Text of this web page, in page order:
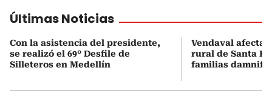
Últimas Noticias
Con la asistencia del presidente,
se realizó el 69° Desfile de
Silleteros en Medellín
Vendaval afecta
rural de Santa
familias